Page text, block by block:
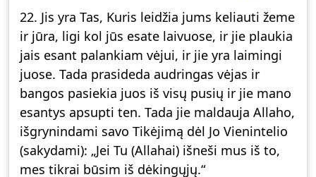
22. Jis yra Tas, Kuris leidžia jums keliauti žeme
ir jūra, ligi kol jūs esate laivuose, ir jie plaukia
jais esant palankiam vėjui, ir jie yra laimingi
juose. Tada prasideda audringas vėjas ir
bangos pasiekia juos iš visų pusių ir jie mano
esantys apsupti ten. Tada jie maldauja Allaho,
išgrynindami savo Tikėjimą dėl Jo Vienintelio
(sakydami): „Jei Tu (Allahai) išneši mus iš to,
mes tikrai būsim iš dėkingųjų.“